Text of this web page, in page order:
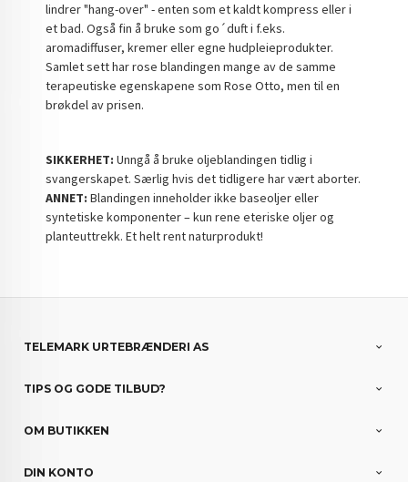
lindrer "hang-over" - enten som et kaldt kompress eller i
et bad. Også fin å bruke som go´duft i f.eks.
aromadiffuser, kremer eller egne hudpleieprodukter.
Samlet sett har rose blandingen mange av de samme
terapeutiske egenskapene som Rose Otto, men til en
brøkdel av prisen.
SIKKERHET:Unngå å bruke oljeblandingen tidlig i
svangerskapet. Særlig hvis det tidligere har vært aborter.
ANNET: Blandingen inneholder ikke baseoljer eller
syntetiske komponenter – kun rene eteriske oljer og
planteuttrekk. Et helt rent naturprodukt!
TELEMARK URTEBRÆNDERI AS
TIPS OG GODE TILBUD?
OM BUTIKKEN
DIN KONTO